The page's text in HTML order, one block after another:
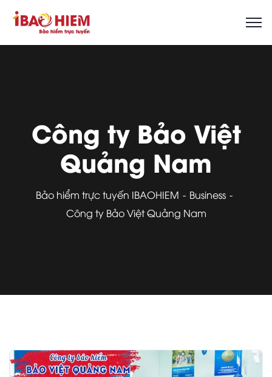
Công ty Bảo Việt
Quảng Nam
Bảo hiểm trực tuyến IBAOHIEM
Business
Công ty Bảo Việt Quảng Nam